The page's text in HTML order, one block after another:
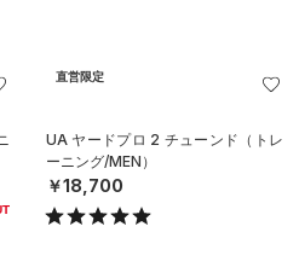
直営限定
UA ヤードプロ 2 チューンド（トレ
ーニング/MEN）
￥18,700